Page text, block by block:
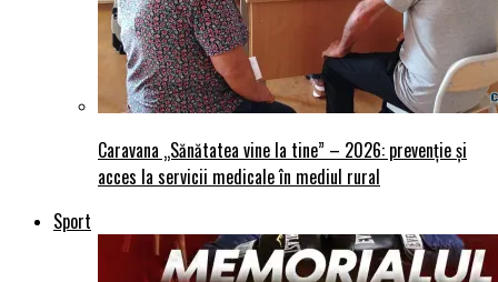
Caravana „Sănătatea vine la tine” – 2026: prevenție și
acces la servicii medicale în mediul rural
Sport